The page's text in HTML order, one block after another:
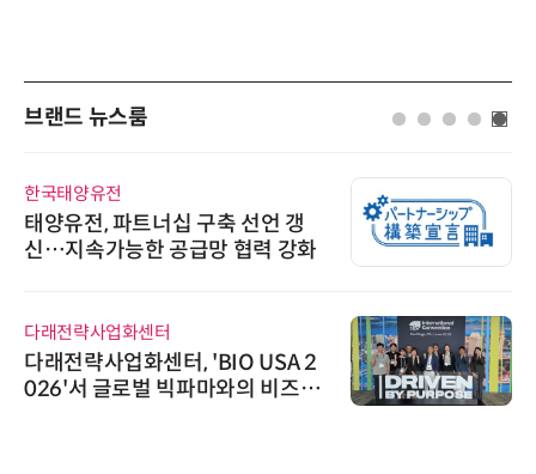
브랜드 뉴스룸
한국태양유전
태양유전, 파트너십 구축 선언 갱
신…지속가능한 공급망 협력 강화
다래전략사업화센터
다래전략사업화센터, 'BIO USA 2
026'서 글로벌 빅파마와의 비즈니